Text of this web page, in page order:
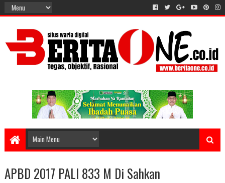
APBD 2017 PALI 833 M Di Sahkan